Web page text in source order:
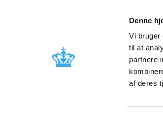
Denne
Vi bruger
til at
partnere
af deres
Godkendelse og